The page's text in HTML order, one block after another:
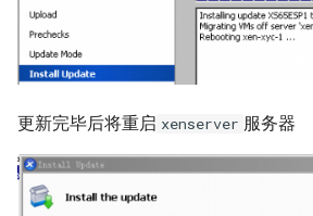
Docker logs 命令
Docker 设置容器环境变量
Docker 容器端口映射
使用 Supervisor 管理 Docker
容器多个进程
vsftp 配置白/白名单
Unix 发展历史
Linux系统定制PS1变量
NFS nobody权限问题
DRBD 故障测试及脑裂处理
使用 DRBD 与 Heartbeat 实现
间
更新完毕后将重启 xenserver 服务器